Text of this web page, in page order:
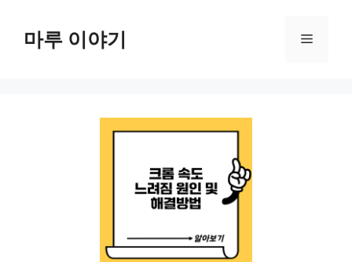
마루 이야기 메